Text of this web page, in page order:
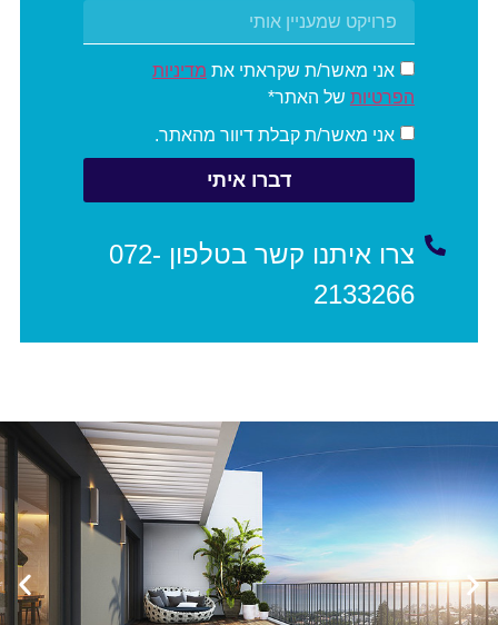
אני מאשר/ת שקראתי את מדיניות
הפרטיות של האתר*
אני מאשר/ת קבלת דיוור מהאתר.
דברו איתי
צרו איתנו קשר בטלפון 072-
2133266